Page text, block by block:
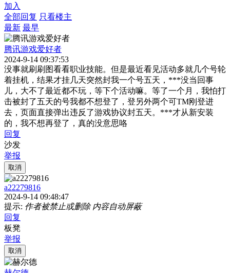
加入
全部回复 只看楼主
最新 最早
腾讯游戏爱好者
2024-9-14 09:37:53
没事就刷刷图看看职业技能。但是最近看见活动多就几个号轮
着挂机，结果才挂几天突然封我一个号五天，***没当回事
儿，大不了最近都不玩，等下个活动嘛。等了一个月，我怕打
击被封了五天的号我都不想登了，登另外两个可TM刚登进
去，页面直接弹出违反了游戏协议封五天。***才从新安装
的，我不想再登了，真的没意思咯
回复
沙发
举报
取消
a22279816
2024-9-14 09:48:47
提示: 作者被禁止或删除 内容自动屏蔽
回复
板凳
举报
取消